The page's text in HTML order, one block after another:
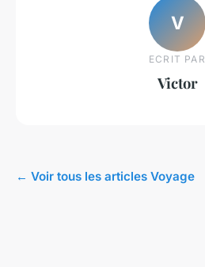
V
ECRIT PAR
Victor
← Voir tous les articles Voyage